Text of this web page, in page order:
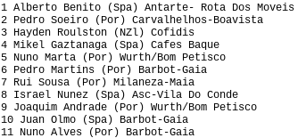
1 Alberto Benito (Spa) Antarte- Rota Dos
2 Pedro Soeiro (Por) Carvalhelhos-
3 Hayden Roulston (NZl)
4 Mikel Gaztanaga (Spa)
5 Nuno Marta (Por) Wurth/Bom
6 Pedro Martins (Por)
7 Rui Sousa (Por)
8 Israel Nunez (Spa) Asc-Vila
9 Joaquim Andrade (Por) Wurth/
10 Juan Olmo (Spa)
11 Nuno Alves (Por)